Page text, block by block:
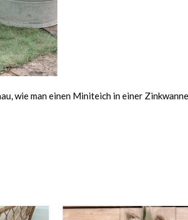
wie man einen Miniteich in einer